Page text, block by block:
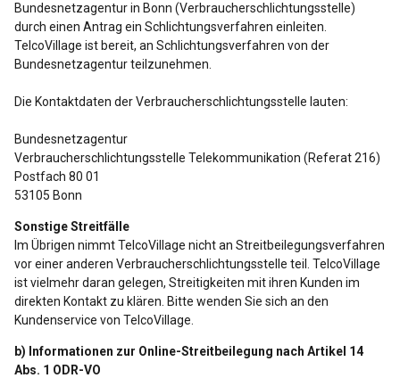
Bundesnetzagentur in Bonn (Verbraucherschlichtungsstelle)
durch einen Antrag ein Schlichtungsverfahren einleiten.
TelcoVillage ist bereit, an Schlichtungsverfahren von der
Bundesnetzagentur teilzunehmen.
Die Kontaktdaten der Verbraucherschlichtungsstelle lauten:
Bundesnetzagentur
Verbraucherschlichtungsstelle Telekommunikation (Referat 216)
Postfach 80 01
53105 Bonn
Sonstige Streitfälle
Im Übrigen nimmt TelcoVillage nicht an Streitbeilegungsverfahren
vor einer anderen Verbraucherschlichtungsstelle teil. TelcoVillage
ist vielmehr daran gelegen, Streitigkeiten mit ihren Kunden im
direkten Kontakt zu klären. Bitte wenden Sie sich an den
Kundenservice von TelcoVillage.
b) Informationen zur Online-Streitbeilegung nach Artikel 14
Abs. 1 ODR-VO